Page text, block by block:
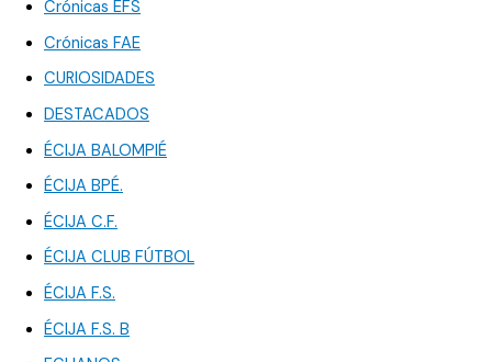
Crónicas EFS
Crónicas FAE
CURIOSIDADES
DESTACADOS
ÉCIJA BALOMPIÉ
ÉCIJA BPÉ.
ÉCIJA C.F.
ÉCIJA CLUB FÚTBOL
ÉCIJA F.S.
ÉCIJA F.S. B